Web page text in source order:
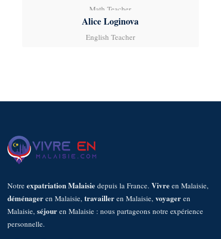
Math Teacher
Alice Loginova
English Teacher
Notre expatriation Malaisie depuis la France. Vivre en Malaisie,
déménager en Malaisie, travailler en Malaisie, voyager en
Malaisie, séjour en Malaisie : nous partageons notre expérience
personnelle.